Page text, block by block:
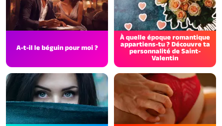
A-t-il le béguin pour moi ?
À quelle époque romantique
appartiens-tu ? Découvre ta
personnalité de Saint-
Valentin